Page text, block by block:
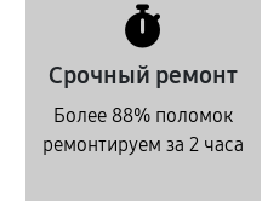
Срочный ремонт
Более 88% поломок
ремонтируем за 2 часа